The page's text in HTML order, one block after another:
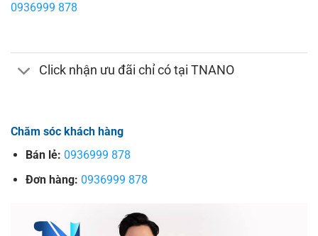
0936999 878
Click nhận ưu đãi chỉ có tại TNANO
Chăm sóc khách hàng
Bán lẻ: 0936999 878
Đơn hàng: 0936999 878